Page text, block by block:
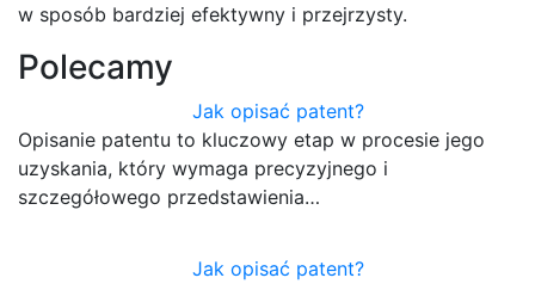
w sposób bardziej efektywny i przejrzysty.
Polecamy
Jak opisać patent?
Opisanie patentu to kluczowy etap w procesie jego
uzyskania, który wymaga precyzyjnego i
szczegółowego przedstawienia…
Jak opisać patent?